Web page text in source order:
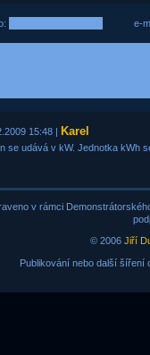
e-
15:48 | Karel
se udává v kW. Jednotka kWh
v rámci
© 2006 Jiří
Publikování nebo další šíření